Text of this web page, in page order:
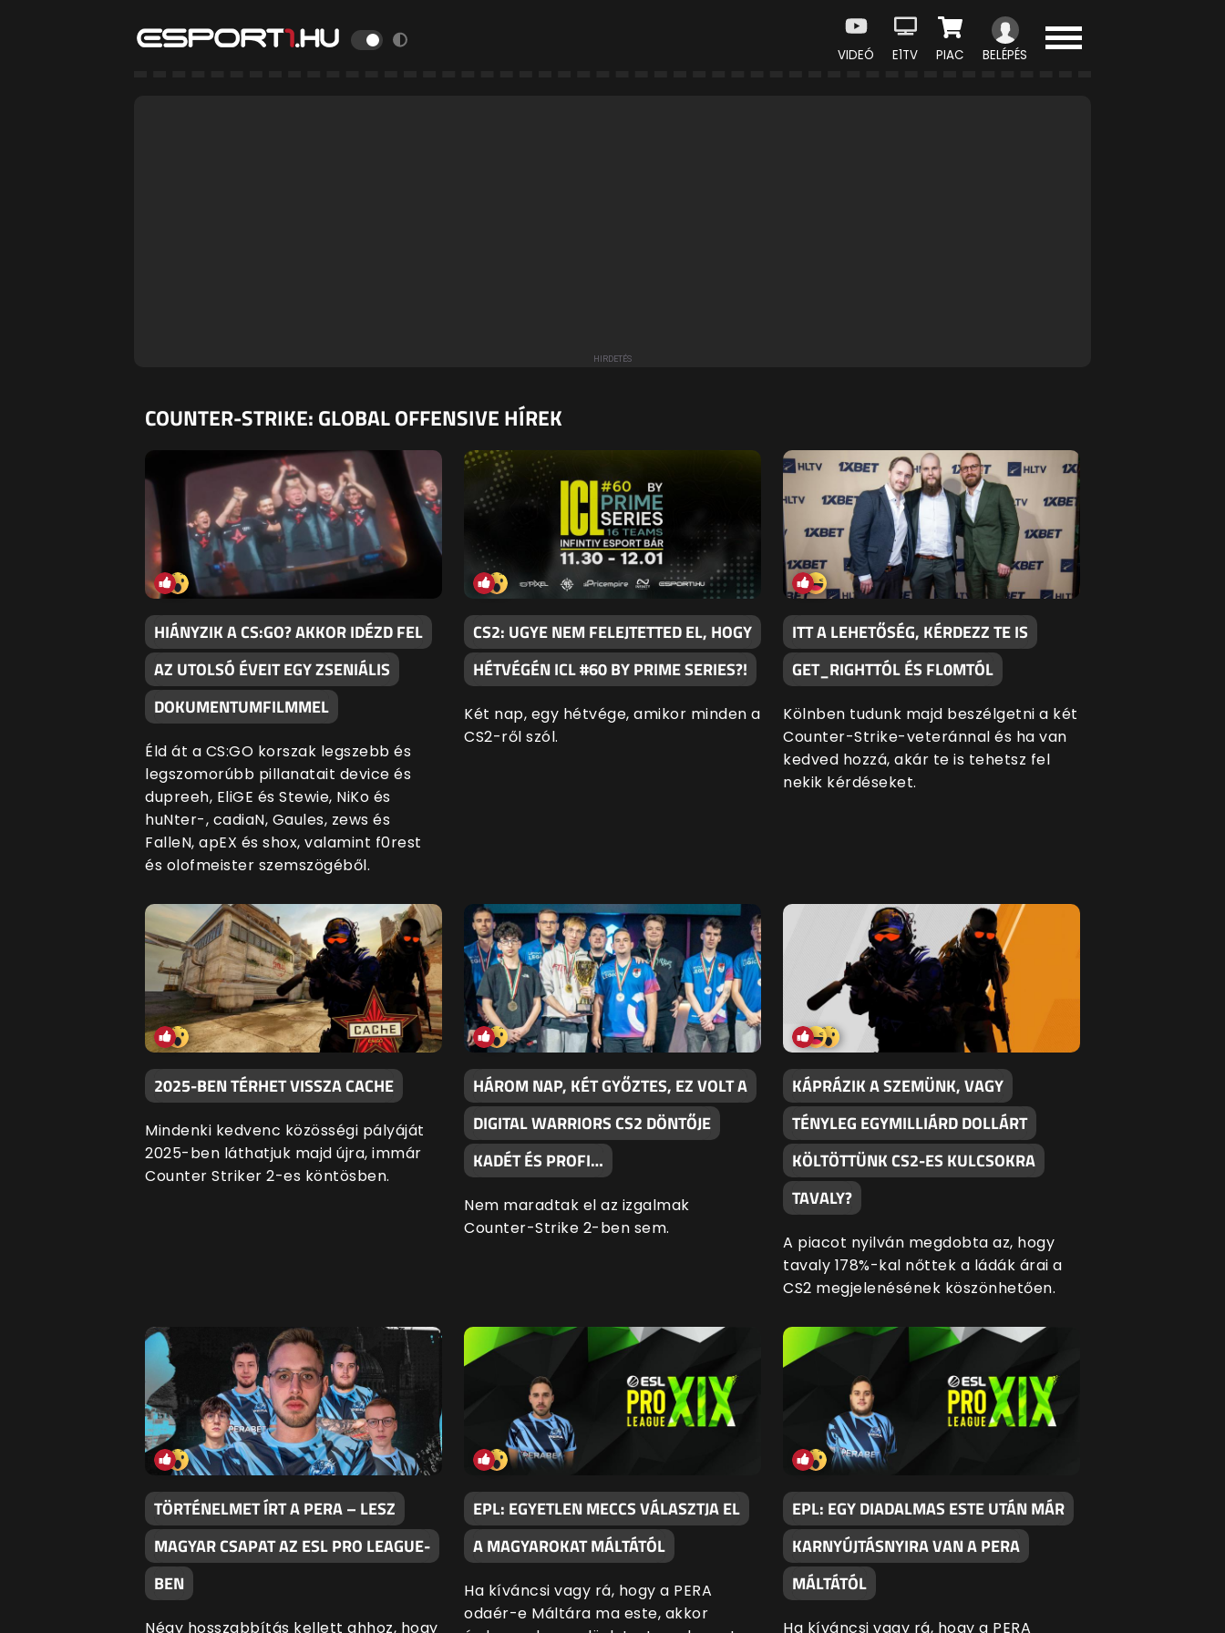
VIDEÓ E1TV PIAC BELÉPÉS
COUNTER-STRIKE: GLOBAL OFFENSIVE HÍREK
HIÁNYZIK A CS:GO? AKKOR IDÉZD FEL
AZ UTOLSÓ ÉVEIT EGY ZSENIÁLIS
DOKUMENTUMFILMMEL
Éld át a CS:GO korszak legszebb és
legszomorúbb pillanatait device és
dupreeh, EliGE és Stewie, NiKo és
huNter-, cadiaN, Gaules, zews és
FalleN, apEX és shox, valamint f0rest
és olofmeister szemszögéből.
CS2: UGYE NEM FELEJTETTED EL, HOGY
HÉTVÉGÉN ICL #60 BY PRIME SERIES?!
Két nap, egy hétvége, amikor minden a
CS2-ről szól.
ITT A LEHETŐSÉG, KÉRDEZZ TE IS
GET_RIGHTTÓL ÉS FL0MTÓL
Kölnben tudunk majd beszélgetni a két
Counter-Strike-veteránnal és ha van
kedved hozzá, akár te is tehetsz fel
nekik kérdéseket.
2025-BEN TÉRHET VISSZA CACHE
Mindenki kedvenc közösségi pályáját
2025-ben láthatjuk majd újra, immár
Counter Striker 2-es köntösben.
HÁROM NAP, KÉT GYŐZTES, EZ VOLT A
DIGITAL WARRIORS CS2 DÖNTŐJE
KADÉT ÉS PROFI…
Nem maradtak el az izgalmak
Counter-Strike 2-ben sem.
KÁPRÁZIK A SZEMÜNK, VAGY
TÉNYLEG EGYMILLIÁRD DOLLÁRT
KÖLTÖTTÜNK CS2-ES KULCSOKRA
TAVALY?
A piacot nyilván megdobta az, hogy
tavaly 178%-kal nőttek a ládák árai a
CS2 megjelenésének köszönhetően.
TÖRTÉNELMET ÍRT A PERA – LESZ
MAGYAR CSAPAT AZ ESL PRO LEAGUE-
BEN
Négy hosszabbítás kellett ahhoz, hogy
EPL: EGYETLEN MECCS VÁLASZTJA EL
A MAGYAROKAT MÁLTÁTÓL
Ha kíváncsi vagy rá, hogy a PERA
odaér-e Máltára ma este, akkor
EPL: EGY DIADALMAS ESTE UTÁN MÁR
KARNYÚJTÁSNYIRA VAN A PERA
MÁLTÁTÓL
Ha kíváncsi vagy rá, hogy a PERA